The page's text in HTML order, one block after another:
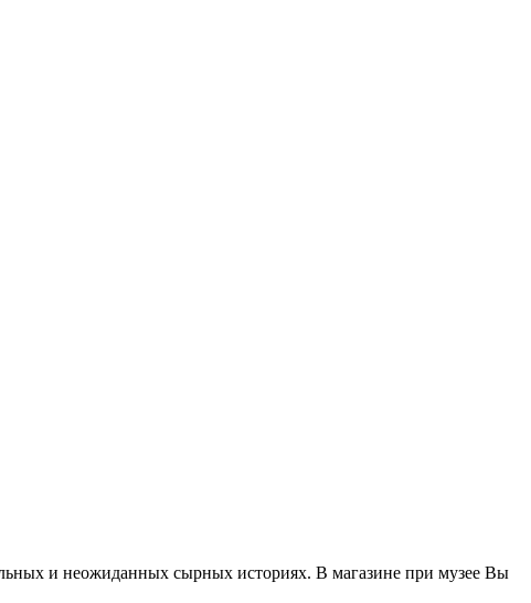
и неожиданных сырных историях. В магазине при музее Вы